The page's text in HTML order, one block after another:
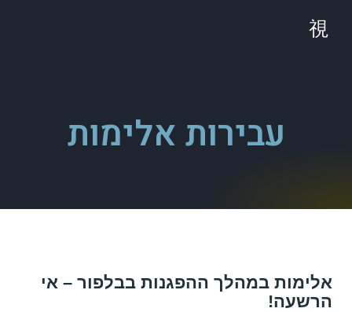
עבירות אלימות
אלימות במהלך ההפגנות בבלפור – אי
הרשעה!